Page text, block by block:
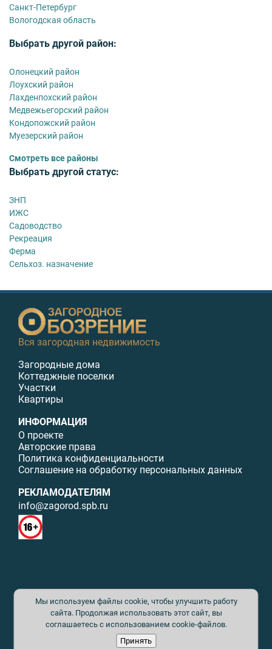
Санкт-Петербург
Вологодская область
Выбрать другой район:
Олонецкий район
Лоухский район
Лахденпохский район
Медвежьегорский район
Кондопожский район
Муезерский район
Смотреть все районы
Выбрать другой статус:
ЗНП
ИЖС
Садоводство
Рекреация
Ферма
Сельхоз. назначение
Вся загородная недвижимость
Загородные дома
Коттеджные поселки
Участки
Квартиры
ИНФОРМАЦИЯ
О проекте
Авторские права
Политика конфиденциальности
Соглашение на обработку персональных данных
РЕКЛАМОДАТЕЛЯМ
info@zagorod.spb.ru
© ИП Малыщева Б.Л. Все права защищены. Перепечатка материалов
данного сайта возможна только с письменного разрешения. При
цитировании ссылка на www.zagorod.spb.ru обязательна. Редакция не
несет ответственности за содержание рекламных материалов. Все
рекламируемые товары и услуги имеют необходимые сертификаты и
лицензии. Перепечатка любых материалов без письменного согласия
Мы используем файлы cookie, чтобы улучшить работу
сайта. Продолжая использовать этот сайт, вы
соглашаетесь с использованием cookie-файлов.
Принять